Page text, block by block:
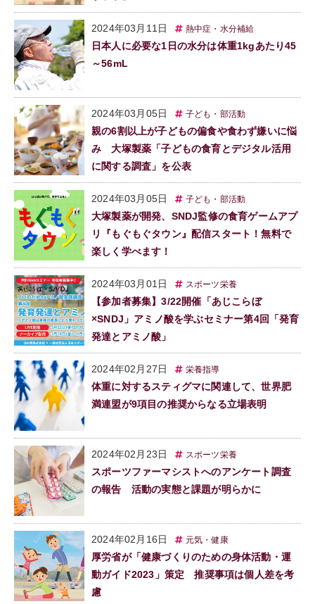
2024年03月11日 熱中症・水分補給
日本人に必要な1日の水分は体重1kgあたり45
～56mL
2024年03月05日 子ども・部活動
親の6割以上が子どもの偏食や食わず嫌いに悩
み 大塚製薬「子どもの食育とデジタル活用
に関する調査」を公表
2024年03月05日 子ども・部活動
大塚製薬が開発、SNDJ監修の食育ゲームアプ
リ『もぐもぐタウン』配信スタート！無料で
楽しく学べます！
2024年03月01日 スポーツ栄養
【参加者募集】3/22開催「あじこらぼ
×SNDJ」アミノ酸を学ぶセミナー第4回「発育
発達とアミノ酸」
2024年02月27日 栄養指導
体重に対するスティグマに関連して、世界肥
満連盟が9項目の推奨からなる立場表明
2024年02月23日 スポーツ栄養
スポーツファーマシストへのアンケート調査
の報告 活動の実態と課題が明らかに
2024年02月16日 元気・健康
厚労省が「健康づくりのための身体活動・運
動ガイド2023」策定 推奨事項は個人差を考
慮